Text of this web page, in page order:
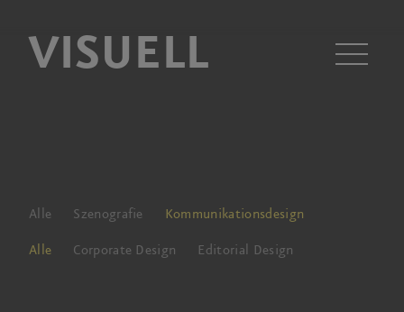
VISUELL
Alle Szenografie Kommunikationsdesign
Alle Corporate Design Editorial Design